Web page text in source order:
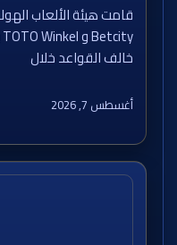
خالف القواعد خلال
أغسطس 7, 2026